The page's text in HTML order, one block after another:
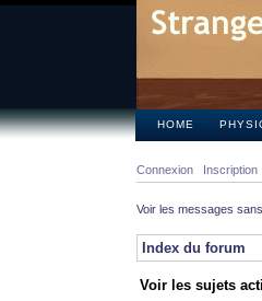
HOME
Connexion Inscription
Voir les messages
Index du forum
Voir les sujets